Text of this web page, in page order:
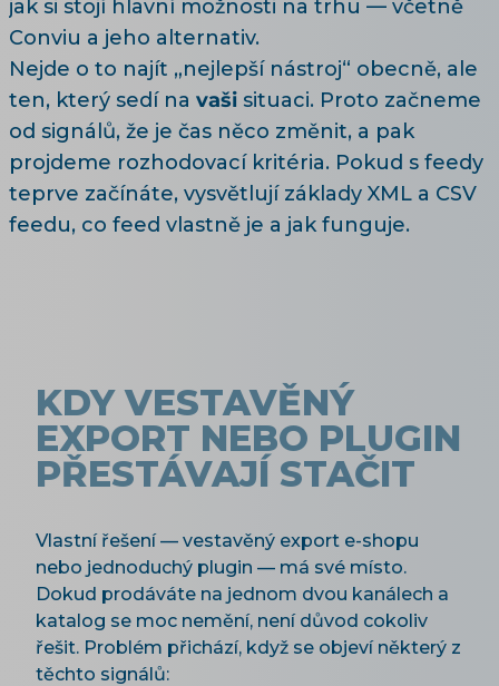
jak si stojí hlavní možnosti na trhu — včetně
Conviu a jeho alternativ.
Nejde o to najít „nejlepší nástroj“ obecně, ale
ten, který sedí na vaši situaci. Proto začneme
od signálů, že je čas něco změnit, a pak
projdeme rozhodovací kritéria. Pokud s feedy
teprve začínáte, vysvětlují základy XML a CSV
feedu, co feed vlastně je a jak funguje.
KDY VESTAVĚNÝ
EXPORT NEBO PLUGIN
PŘESTÁVAJÍ STAČIT
Vlastní řešení — vestavěný export e-shopu
nebo jednoduchý plugin — má své místo.
Dokud prodáváte na jednom dvou kanálech a
katalog se moc nemění, není důvod cokoliv
řešit. Problém přichází, když se objeví některý z
těchto signálů: